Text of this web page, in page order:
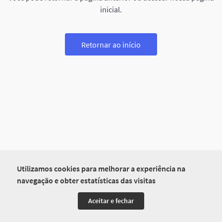
Utilizamos cookies para melhorar a experiência na
navegação e obter estatísticas das visitas
Aceitar e fechar
inicial.
Retornar ao início